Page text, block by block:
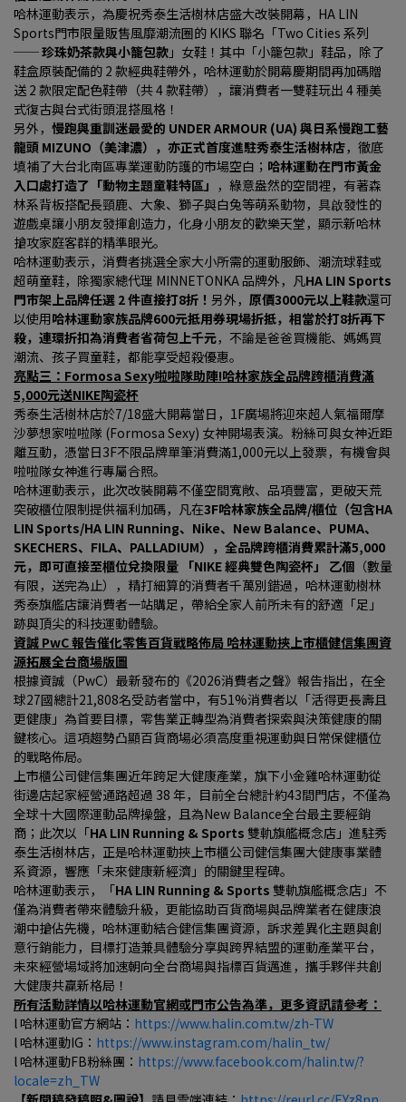
哈林運動表示，為慶祝秀泰生活樹林店盛大改裝開幕，HA LIN
Sports門市限量販售風靡潮流圈的 KIKS 聯名「Two Cities 系列
── 珍珠奶茶款與小籠包款 」女鞋！其中「小籠包款」鞋品，除了
鞋盒原裝配備的 2 款經典鞋帶外，哈林運動於開幕慶期間再加碼贈
送 2 款限定配色鞋帶（共 4 款鞋帶），讓消費者一雙鞋玩出 4 種美
式復古與台式街頭混搭風格！
另外， 慢跑與重訓迷最愛的 UNDER ARMOUR (UA) 與日系慢跑工藝
龍頭 MIZUNO（美津濃），亦正式首度進駐秀泰生活樹林店，徹底
填補了大台北南區專業運動防護的市場空白； 哈林運動在門市黃金
入口處打造了「動物主題童鞋特區」 ，綠意盎然的空間裡，有著森
林系背板搭配長頸鹿、大象、獅子與白兔等萌系動物，具啟發性的
遊戲桌讓小朋友發揮創造力，化身小朋友的歡樂天堂，顯示新哈林
搶攻家庭客群的精準眼光。
哈林運動表示，消費者挑選全家大小所需的運動服飾、潮流球鞋或
超萌童鞋，除獨家總代理 MINNETONKA 品牌外，凡HA LIN Sports
門市架上品牌任選 2 件直接打8折！ 另外， 原價3000元以上鞋款還可
以使用哈林運動家族品牌600元抵用券現場折抵，相當於打8折再下
殺，連環折扣為消費者省荷包上千元，不論是爸爸買機能、媽媽買
潮流、孩子買童鞋，都能享受超殺優惠。
亮點三：Formosa Sexy啦啦隊助陣!哈林家族全品牌跨櫃消費滿
5,000元送NIKE陶瓷杯
秀泰生活樹林店於7/18盛大開幕當日，1F廣場將迎來超人氣福爾摩
沙夢想家啦啦隊 (Formosa Sexy) 女神開場表演。粉絲可與女神近距
離互動，憑當日3F不限品牌單筆消費滿1,000元以上發票，有機會與
啦啦隊女神進行專屬合照。
哈林運動表示，此次改裝開幕不僅空間寬敞、品項豐富，更破天荒
突破櫃位限制提供福利加碼，凡在3F哈林家族全品牌/櫃位（包含HA
LIN Sports/HA LIN Running、Nike、New Balance、PUMA、
SKECHERS、FILA、PALLADIUM），全品牌跨櫃消費累計滿5,000
元，即可直接至櫃位兌換限量 「NIKE 經典雙色陶瓷杯」 乙個 （數量
有限，送完為止），精打細算的消費者千萬別錯過，哈林運動樹林
秀泰旗艦店讓消費者一站購足，帶給全家人前所未有的舒適「足」
跡與頂尖的科技運動體驗。
資誠 PwC 報告催化零售百貨戰略佈局 哈林運動挾上市櫃健信集團資
源拓展全台商場版圖
根據資誠（PwC）最新發布的《2026消費者之聲》報告指出，在全
球27國總計21,808名受訪者當中，有51%消費者以「活得更長壽且
更健康」為首要目標，零售業正轉型為消費者探索與決策健康的關
鍵核心。這項趨勢凸顯百貨商場必須高度重視運動與日常保健櫃位
的戰略佈局。
上市櫃公司健信集團近年跨足大健康產業，旗下小金雞哈林運動從
街邊店起家經營通路超過 38 年，目前全台總計約43間門店，不僅為
全球十大國際運動品牌操盤，且為New Balance全台最主要經銷
商；此次以「HA LIN Running & Sports 雙軌旗艦概念店」進駐秀
泰生活樹林店，正是哈林運動挾上市櫃公司健信集團大健康事業體
系資源，響應「未來健康新經濟」的關鍵里程碑。
哈林運動表示，「HA LIN Running & Sports 雙軌旗艦概念店」不
僅為消費者帶來體驗升級，更能協助百貨商場與品牌業者在健康浪
潮中搶佔先機，哈林運動結合健信集團資源，訴求差異化主題與創
意行銷能力，目標打造兼具體驗分享與跨界結盟的運動產業平台，
未來經營場域將加速朝向全台商場與指標百貨邁進，攜手夥伴共創
大健康共贏新格局！
所有活動詳情以哈林運動官網或門市公告為準，更多資訊請參考：
l 哈林運動官方網站： https://www.halin.com.tw/zh-TW
l 哈林運動IG： https://www.instagram.com/halin_tw/
l 哈林運動FB粉絲團： https://www.facebook.com/halin.tw/?
locale=zh_TW